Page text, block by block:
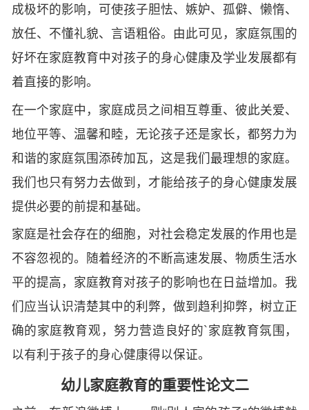
成极坏的影响，可使孩子胆怯、嫉妒、孤僻、懒惰、
放任、不懂礼貌、言语粗俗。由此可见，家庭氛围的
好坏在家庭教育中对孩子的身心健康及学业发展都有
着直接的影响。
在一个家庭中，家庭成员之间相互尊重、彼此关爱、
地位平等、温馨和睦，无论孩子还是家长，都努力为
和谐的家庭氛围添砖加瓦，这是我们最理想的家庭。
我们也只有努力去做到，才能给孩子的身心健康发展
提供必要的前提和基础。
家庭是社会存在的细胞，对社会稳定发展的作用也是
不容忽视的。随着经济的不断高速发展、物质生活水
平的提高，家庭教育对孩子的影响也在日益增加。我
们应当认识清楚其中的利弊，做到趋利抑弊，树立正
确的家庭教育观，努力营造良好的`家庭教育氛围，
以有利于孩子的身心健康得以保证。
幼儿家庭教育的重要性论文二